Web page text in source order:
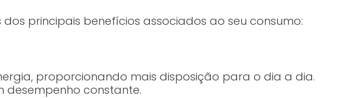
principais benefícios associados ao seu consumo:
proporcionando mais disposição para o dia a dia.
constante.